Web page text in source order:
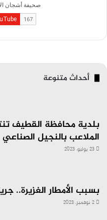
أحداث متنوعة
الملاعب بالنجيل الصناعي
23 يوليو، 2023
بسبب الأمطار الغزيرة..
2 نوفمبر، 2023